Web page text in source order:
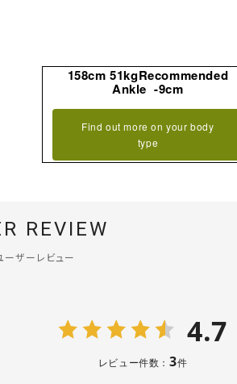
158cm 51kgRecommended
Ankle -9cm
Find out more on your body
type
REVIEW
ーザーレビュー
4.7
レビュー件数：3件